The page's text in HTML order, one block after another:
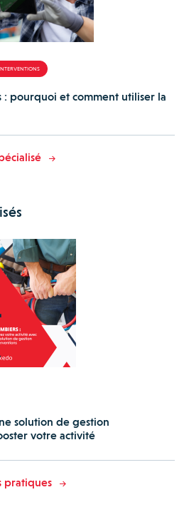
: pourquoi et comment utiliser la
solution de gestion
votre activité
pratiques